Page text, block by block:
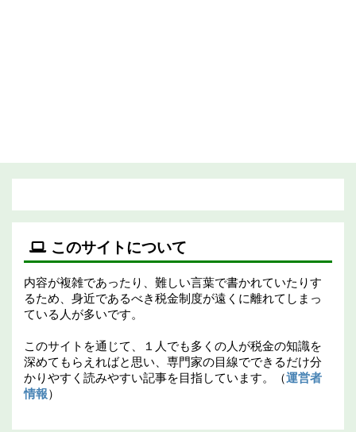
このサイトについて
内容が複雑であったり、難しい言葉で書かれていたりす
るため、身近であるべき税金制度が遠くに離れてしまっ
ている人が多いです。
このサイトを通じて、１人でも多くの人が税金の知識を
深めてもらえればと思い、専門家の目線でできるだけ分
かりやすく読みやすい記事を目指しています。（運営者
情報）